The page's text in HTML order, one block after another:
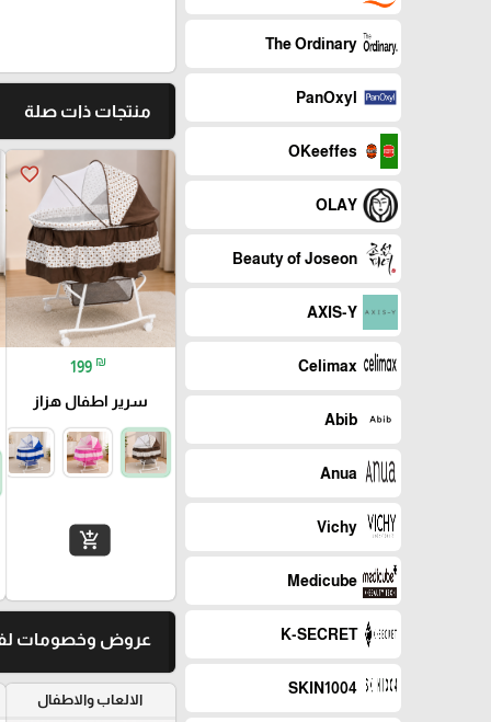
The Ordinary
PanOxyl
OKeeffes
OLAY
Beauty of Joseon
AXIS-Y
Celimax
Abib
Anua
Vichy
Medicube
K-SECRET
SKIN1004
منتجات ذات صلة
favorite_border
199 ₪
سرير اطفال هزاز
add_shopping_cart
عروض وخصومات
الالعاب والاطفال